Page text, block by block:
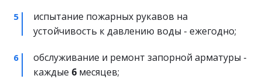
испытание пожарных рукавов на
устойчивость к давлению воды - ежегодно;
обслуживание и ремонт запорной арматуры -
каждые 6 месяцев;